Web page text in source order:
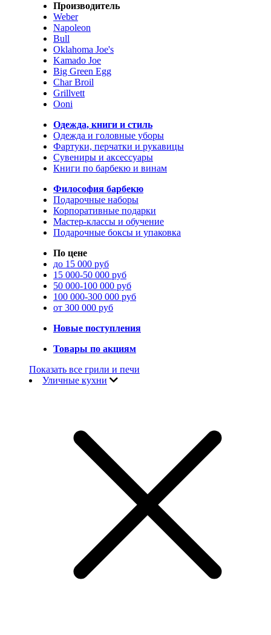
Производитель
Weber
Napoleon
Bull
Oklahoma Joe's
Kamado Joe
Big Green Egg
Char Broil
Grillvett
Ooni
Одежда, книги и стиль
Одежда и головные уборы
Фартуки, перчатки и рукавицы
Сувениры и аксессуары
Книги по барбекю и винам
Философия барбекю
Подарочные наборы
Корпоративные подарки
Мастер-классы и обучение
Подарочные боксы и упаковка
По цене
до 15 000 руб
15 000-50 000 руб
50 000-100 000 руб
100 000-300 000 руб
от 300 000 руб
Новые поступления
Товары по акциям
Показать все грили и печи
Уличные кухни